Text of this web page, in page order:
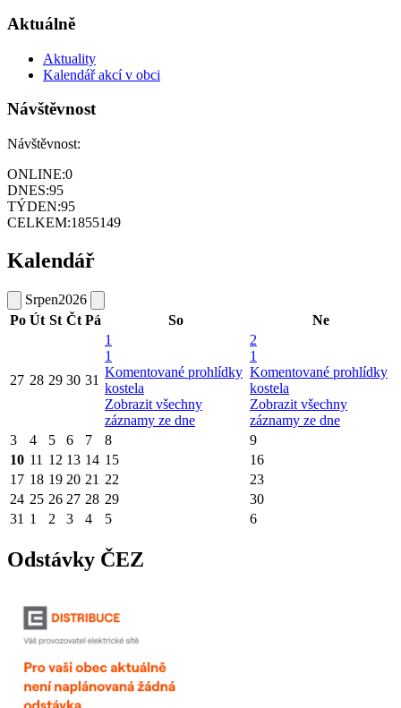
Aktuálně
Aktuality
Kalendář akcí v obci
Návštěvnost
Návštěvnost:
ONLINE:0
DNES:95
TÝDEN:95
CELKEM:1855149
Kalendář
Srpen2026
Po Út St Čt Pá So Ne
27 28 29 30 31
1
1
Komentované prohlídky
kostela
Zobrazit všechny
záznamy ze dne
2
1
Komentované prohlídky
kostela
Zobrazit všechny
záznamy ze dne
3
4 5 6 7 8
9
10 11 12 13 14 15
16
17 18 19 20 21 22
23
24 25 26 27 28 29
30
31 1 2 3 4 5 6
Odstávky ČEZ